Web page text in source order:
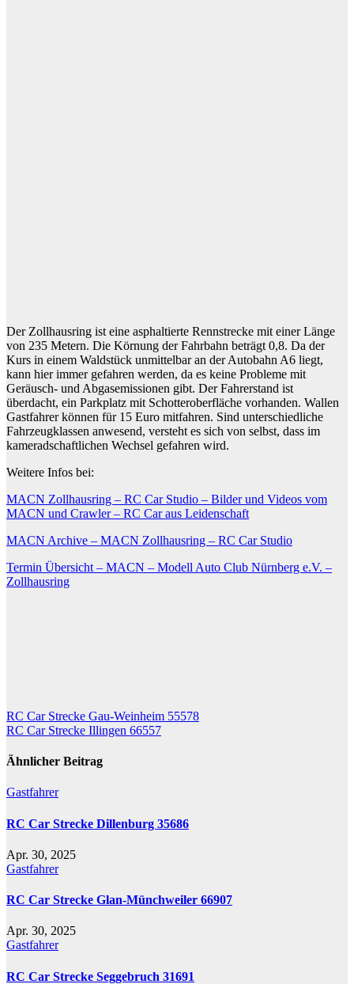
Der Zollhausring ist eine asphaltierte Rennstrecke mit einer Länge
von 235 Metern. Die Körnung der Fahrbahn beträgt 0,8. Da der
Kurs in einem Waldstück unmittelbar an der Autobahn A6 liegt,
kann hier immer gefahren werden, da es keine Probleme mit
Geräusch- und Abgasemissionen gibt. Der Fahrerstand ist
überdacht, ein Parkplatz mit Schotteroberfläche vorhanden. Wallen
Gastfahrer können für 15 Euro mitfahren. Sind unterschiedliche
Fahrzeugklassen anwesend, versteht es sich von selbst, dass im
kameradschaftlichen Wechsel gefahren wird.
Weitere Infos bei:
MACN Zollhausring – RC Car Studio – Bilder und Videos vom
MACN und Crawler – RC Car aus Leidenschaft
MACN Archive – MACN Zollhausring – RC Car Studio
Termin Übersicht – MACN – Modell Auto Club Nürnberg e.V. –
Zollhausring
Beitragsnavigation
RC Car Strecke Gau-Weinheim 55578
RC Car Strecke Illingen 66557
Ähnlicher Beitrag
Gastfahrer
RC Car Strecke Dillenburg 35686
Apr. 30, 2025
Gastfahrer
RC Car Strecke Glan-Münchweiler 66907
Apr. 30, 2025
Gastfahrer
RC Car Strecke Seggebruch 31691